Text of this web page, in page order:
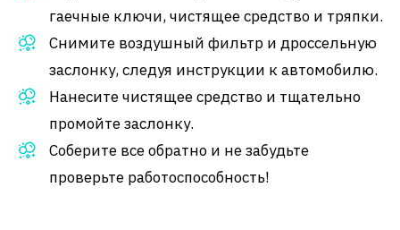
гаечные ключи, чистящее средство и тряпки.
Снимите воздушный фильтр и дроссельную
заслонку, следуя инструкции к автомобилю.
Нанесите чистящее средство и тщательно
промойте заслонку.
Соберите все обратно и не забудьте
проверьте работоспособность!